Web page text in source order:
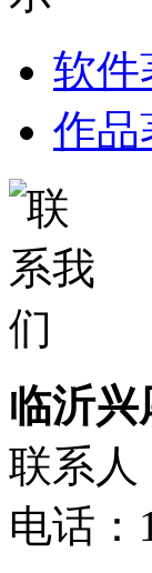
软件
作品
临沂
联系人
电话：